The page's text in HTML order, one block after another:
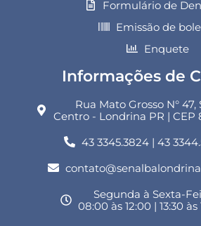
Formulário de
Emissão de
Enquete
Informações de
Rua Mato Grosso N° 47,
Centro - Londrina PR | CEP
43 3345.3824 | 43
Segunda à Sexta-
08:00 às 12:00 | 13:30 às